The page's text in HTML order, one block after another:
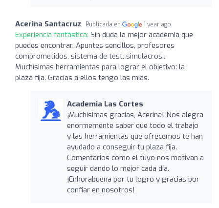
Acerina Santacruz Publicada en 1 year ago
Experiencia fantástica: Sin duda la mejor academia que
puedes encontrar. Apuntes sencillos, profesores
comprometidos, sistema de test, simulacros...
Muchísimas herramientas para lograr el objetivo: la
plaza fija. Gracias a ellos tengo las mías.
Academia Las Cortes
¡Muchísimas gracias, Acerina! Nos alegra
enormemente saber que todo el trabajo
y las herramientas que ofrecemos te han
ayudado a conseguir tu plaza fija.
Comentarios como el tuyo nos motivan a
seguir dando lo mejor cada día.
¡Enhorabuena por tu logro y gracias por
confiar en nosotros!